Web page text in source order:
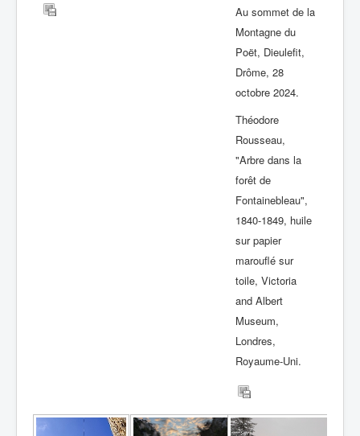
Au sommet de la
Montagne du
Poët, Dieulefit,
Drôme, 28
octobre 2024.
Théodore
Rousseau,
"Arbre dans la
forêt de
Fontainebleau",
1840-1849, huile
sur papier
marouflé sur
toile, Victoria
and Albert
Museum,
Londres,
Royaume-Uni.